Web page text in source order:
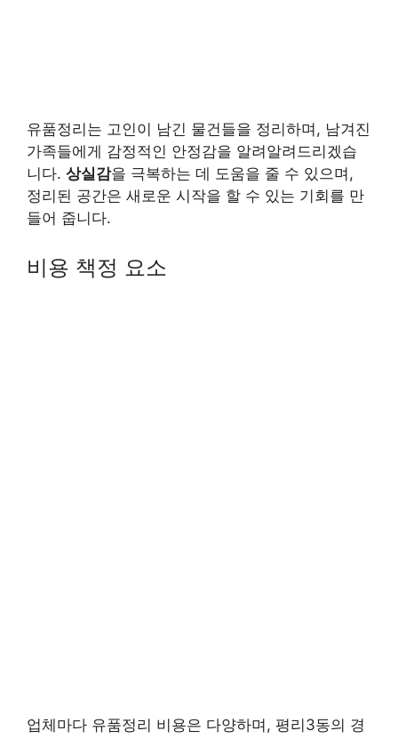
유품정리는 고인이 남긴 물건들을 정리하며, 남겨진
가족들에게 감정적인 안정감을 알려알려드리겠습
니다. 상실감을 극복하는 데 도움을 줄 수 있으며,
정리된 공간은 새로운 시작을 할 수 있는 기회를 만
들어 줍니다.
비용 책정 요소
업체마다 유품정리 비용은 다양하며, 평리3동의 경